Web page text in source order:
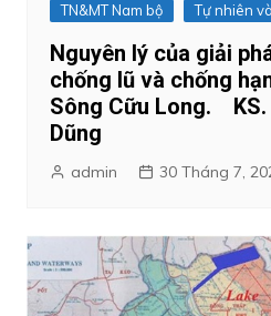
TN&MT Nam bộ
Tự nhiên
Nguyên lý của giải
chống lũ và chống
Sông Cữu Long. KS.
Dũng
admin 30 Tháng 7,